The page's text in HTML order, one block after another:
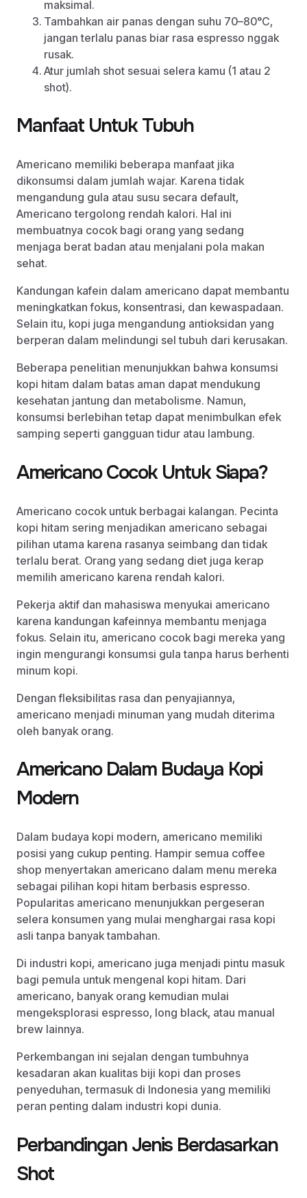
maksimal.
Tambahkan air panas dengan suhu 70–80°C,
jangan terlalu panas biar rasa espresso nggak
rusak.
Atur jumlah shot sesuai selera kamu (1 atau 2
shot).
Manfaat Untuk Tubuh
Americano memiliki beberapa manfaat jika
dikonsumsi dalam jumlah wajar. Karena tidak
mengandung gula atau susu secara default,
Americano tergolong rendah kalori. Hal ini
membuatnya cocok bagi orang yang sedang
menjaga berat badan atau menjalani pola makan
sehat.
Kandungan kafein dalam americano dapat membantu
meningkatkan fokus, konsentrasi, dan kewaspadaan.
Selain itu, kopi juga mengandung antioksidan yang
berperan dalam melindungi sel tubuh dari kerusakan.
Beberapa penelitian menunjukkan bahwa konsumsi
kopi hitam dalam batas aman dapat mendukung
kesehatan jantung dan metabolisme. Namun,
konsumsi berlebihan tetap dapat menimbulkan efek
samping seperti gangguan tidur atau lambung.
Americano Cocok Untuk Siapa?
Americano cocok untuk berbagai kalangan. Pecinta
kopi hitam sering menjadikan americano sebagai
pilihan utama karena rasanya seimbang dan tidak
terlalu berat. Orang yang sedang diet juga kerap
memilih americano karena rendah kalori.
Pekerja aktif dan mahasiswa menyukai americano
karena kandungan kafeinnya membantu menjaga
fokus. Selain itu, americano cocok bagi mereka yang
ingin mengurangi konsumsi gula tanpa harus berhenti
minum kopi.
Dengan fleksibilitas rasa dan penyajiannya,
americano menjadi minuman yang mudah diterima
oleh banyak orang.
Americano Dalam Budaya Kopi
Modern
Dalam budaya kopi modern, americano memiliki
posisi yang cukup penting. Hampir semua coffee
shop menyertakan americano dalam menu mereka
sebagai pilihan kopi hitam berbasis espresso.
Popularitas americano menunjukkan pergeseran
selera konsumen yang mulai menghargai rasa kopi
asli tanpa banyak tambahan.
Di industri kopi, americano juga menjadi pintu masuk
bagi pemula untuk mengenal kopi hitam. Dari
americano, banyak orang kemudian mulai
mengeksplorasi espresso, long black, atau manual
brew lainnya.
Perkembangan ini sejalan dengan tumbuhnya
kesadaran akan kualitas biji kopi dan proses
penyeduhan, termasuk di Indonesia yang memiliki
peran penting dalam industri kopi dunia.
Perbandingan Jenis Berdasarkan
Shot